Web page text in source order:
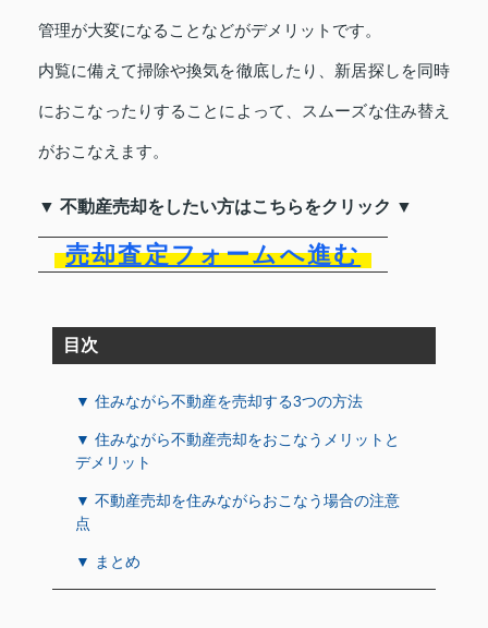
管理が大変になることなどがデメリットです。
内覧に備えて掃除や換気を徹底したり、新居探しを同時
におこなったりすることによって、スムーズな住み替え
がおこなえます。
▼ 不動産売却をしたい方はこちらをクリック ▼
売却査定フォームへ進む
目次
▼ 住みながら不動産を売却する3つの方法
▼ 住みながら不動産売却をおこなうメリットと
デメリット
▼ 不動産売却を住みながらおこなう場合の注意
点
▼ まとめ